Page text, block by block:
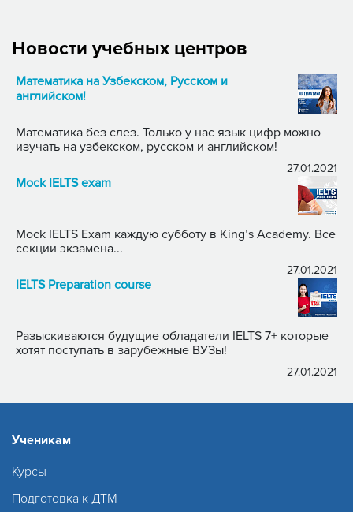
Новости учебных центров
Математика на Узбекском, Русском и
английском!
Математика без слез. Только у нас язык цифр можно
изучать на узбекском, русском и английском!
27.01.2021
Mock IELTS exam
Mock IELTS Exam каждую субботу в King’s Academy. Все
секции экзамена...
27.01.2021
IELTS Preparation course
Разыскиваются будущие обладатели IELTS 7+ которые
хотят поступать в зарубежные ВУЗы!
27.01.2021
Ученикам
Курсы
Подготовка к ДТМ